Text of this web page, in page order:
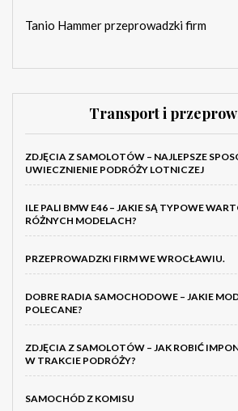
Tanio Hammer przeprowadzki firm
Transport i
ZDJĘCIA Z SAMOLOTÓW – NAJLEPSZE
UWIECZNIENIE PODRÓŻY LOTNICZEJ
ILE PALI BMW E46 – JAKIE SĄ TYPOWE
RÓŻNYCH MODELACH?
PRZEPROWADZKI FIRM WE WROCŁAWIU.
DOBRE RADIA SAMOCHODOWE – JAKIE
POLECANE?
ZDJĘCIA Z SAMOLOTÓW – JAK ROBIĆ
W TRAKCIE PODRÓŻY?
SAMOCHÓD Z KOMISU